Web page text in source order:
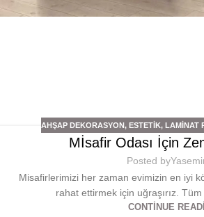
AHŞAP DEKORASYON, ESTETIK, LAMINAT
Mİsafir Odası İçin
Posted by
Misafirlerimizi her zaman evimizin en iyi
rahat ettirmek için uğraşırız. Tüm
CONTINUE